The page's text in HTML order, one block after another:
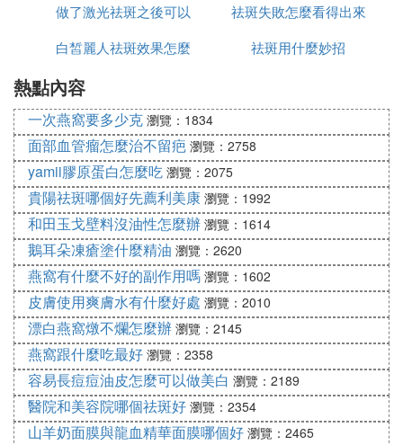
所形成的結痂需要等下面的組織修復好以後結痂才能
脫落，需要根據斑的大小判斷結痂脫落時間，如果是
比較小的斑，如綠豆或者黃豆大小，結痂脫落時間一
般是10天左右，慢一點也可以是2周。
如果是比較大，如錢幣大小，痂皮脫落可能還會更慢
一些，所以脫落的時間主要與治療的面積大小、採取
的治療方法等而有所不同。但是在結痂脫落之前都需
要注意治療的區域盡量少沾水、少出汗。
塗一些幫助組織修復和減少感染的葯物，因為痂皮脫
落得越慢，痂下出現感染的風險越高，建議使用一些
葯物來減少感染的風險，以幫助痂皮順利脫落，使底
下的組織能夠正常的修復。
患者應注意點斑後保持結痂部位清潔、乾燥，避免用
手去摳，以防止傷口感染。出門時應做好防曬，避免
紫外線對皮膚的直接照射。
點了斑結痂掉了全是紅印怎麼辦 3
點斑後怎麼快速結痂？
眾聽過美萊
做了激光祛斑之後可以
吃什麼
祛斑失敗怎麼看得出來
白皙麗人祛斑效果怎麼
祛斑用什麼妙招
熱點內容
一次燕窩要多少克 瀏覽：1834
面部血管瘤怎麼治不留疤 瀏覽：2758
yamii膠原蛋白怎麼吃 瀏覽：2075
貴陽祛斑哪個好先薦利美康 瀏覽：1992
和田玉戈壁料沒油性怎麼辦 瀏覽：1614
鵝耳朵凍瘡塗什麼精油 瀏覽：2620
燕窩有什麼不好的副作用嗎 瀏覽：1602
皮膚使用爽膚水有什麼好處 瀏覽：2010
漂白燕窩燉不爛怎麼辦 瀏覽：2145
燕窩跟什麼吃最好 瀏覽：2358
容易長痘痘油皮怎麼可以做美白 瀏覽：2189
醫院和美容院哪個祛斑好 瀏覽：2354
山羊奶面膜與龍血精華面膜哪個好 瀏覽：2465